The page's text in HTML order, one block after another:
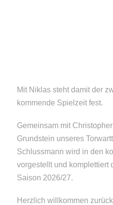
Mit Niklas steht damit der
kommende Spielzeit fest.
Gemeinsam mit
Grundstein unseres
Schlussmann wird in den
vorgestellt und komplettiert
Saison 2026/27.
Herzlich willkommen